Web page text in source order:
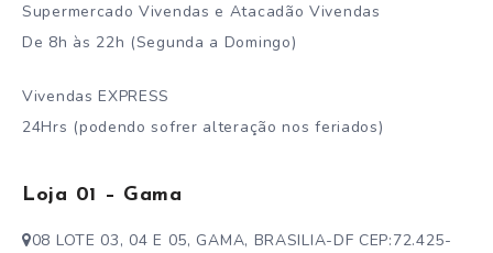
Supermercado Vivendas e Atacadão Vivendas
De 8h às 22h (Segunda a Domingo)
Vivendas EXPRESS
24Hrs (podendo sofrer alteração nos feriados)
Loja 01 – Gama
08 LOTE 03, 04 E 05, GAMA, BRASILIA-DF CEP:72.425-